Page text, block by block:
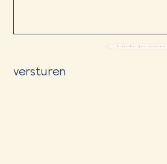
Heb je